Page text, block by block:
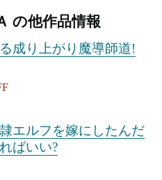
の他作品情報
成り上がり魔導師道!
エルフを嫁にしたんだ
ばいい?